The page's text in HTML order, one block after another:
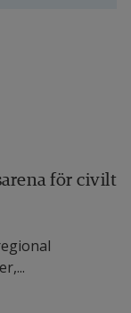
inom
både
för civilt